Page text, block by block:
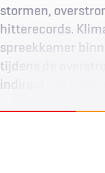
stormen,
hitterecords.
spreekkamer
tijdens de
indirect, via